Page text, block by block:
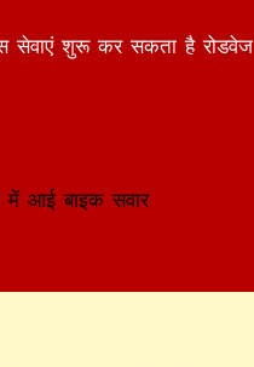
सेवाएं शुरू कर सकता है रोडवेज
में आई बाइक सवार